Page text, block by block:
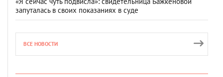
запуталась в своих показаниях в суде
ВСЕ НОВОСТИ